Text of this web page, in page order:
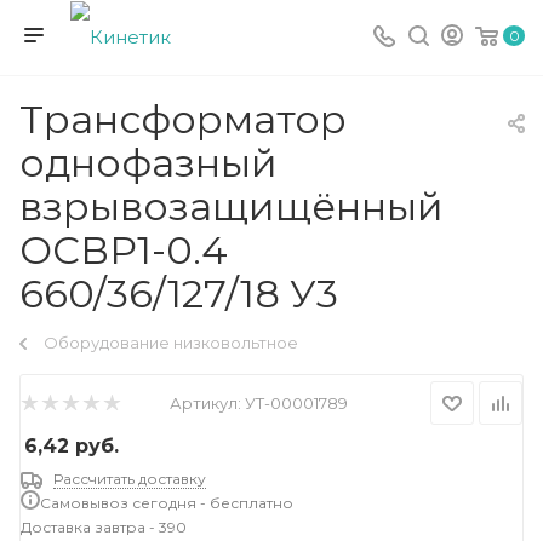
0
Трансформатор
однофазный
взрывозащищённый
ОСВР1-0.4
660/36/127/18 У3
Оборудование низковольтное
Артикул: УТ-00001789
6,42 руб.
Рассчитать доставку
Самовывоз сегодня - бесплатно
Доставка завтра - 390